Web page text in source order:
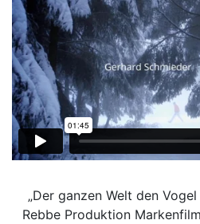
„Der ganzen Welt den
Rebbe Produktion